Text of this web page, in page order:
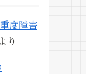
度障害
より